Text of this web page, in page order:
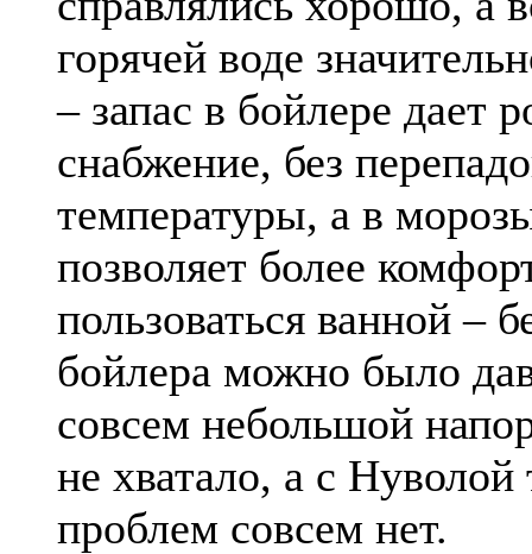
горячей воде
– запас в бойлере дает
снабжение, без
температуры, а в
позволяет более
пользоваться ванной –
бойлера можно было
совсем небольшой
не хватало, а с Нуволой
проблем совсем нет.